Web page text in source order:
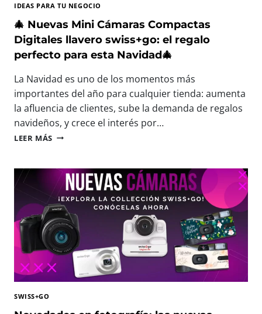
I
Y
D
I
F
R
U
T
A
R
D
M
O
M
E
N
T
O
R
E
E
N
E
E
N
P
H
O
O
R
U
M
F
E
S
T
IDEAS PARA TU NEGOCIO
🎄 Nuevas Mini Cámaras Compactas
Digitales llavero swiss+go: el regalo
perfecto para esta Navidad🎄
La Navidad es uno de los momentos más
importantes del año para cualquier tienda: aumenta
la afluencia de clientes, sube la demanda de regalos
navideños, y crece el interés por…
LEER MÁS 🎄
E
A
S
M
I
N
I
C
Á
R
SWISS+GO